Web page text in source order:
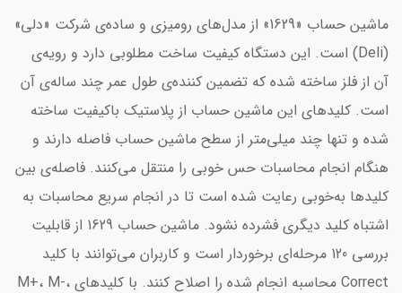
ماشین حساب «1629» از مدل‌های رومیزی و ساده‌ی شرکت «دلی»
(Deli) است. این دستگاه کیفیت ساخت مطلوبی دارد و رویه‌ی
آن از فلز ساخته شده که تضمین کننده‌ی طول عمر چند ساله‌ی آن
است. کلید‌های این ماشین حساب از پلاستیک باکیفیت ساخته
شده و تنها چند میلی‌متر از سطح ماشین حساب فاصله دارند و
هنگام انجام محاسبات حس خوبی را منتقل می‌کنند. فاصله‌ی بین
کلید‌ها به‌خوبی رعایت شده است تا در انجام سریع محاسبات به
اشتباه کلید دیگری فشرده نشود. ماشین حساب 1629 از قابلیت
بررسی 120 مرحله‌ای برخوردار است و کاربران می‌توانند با کلید
Correct محاسبه انجام شده را اصلاح کنند. با کلید‌های M+، M-،